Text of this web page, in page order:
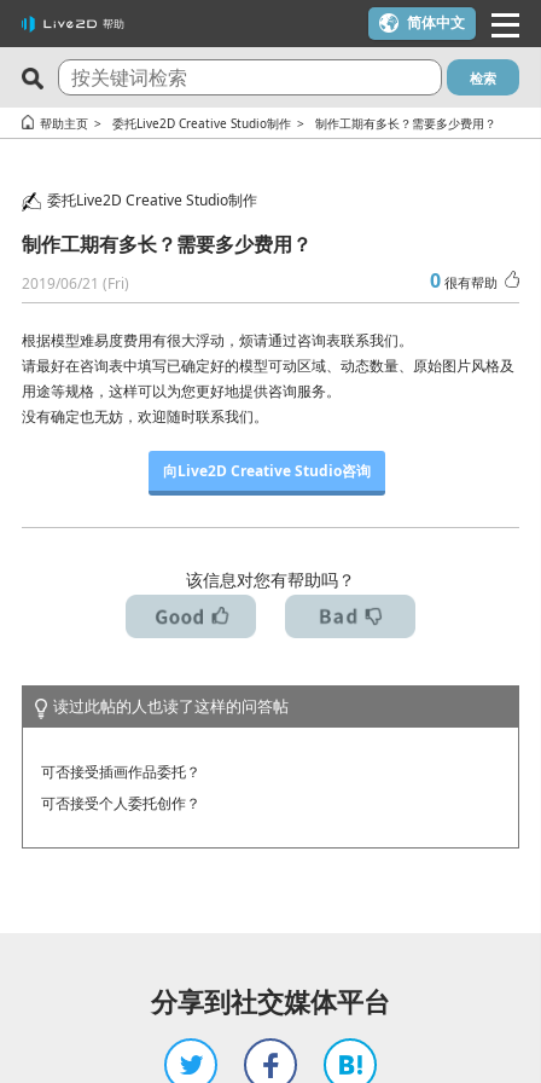
帮助
最新问答
サードパーティ製アプリケーションにおけるCubism Editorお
よびCubism SDKの新機能対応について
关于时间轴的最终帧未被输出
在alpha版的Cubism Editor创建的文件(cmo3, can3, moc3)可以
在其他版本中打开吗？
能够流畅运行Cubism Editor的PC规格是什么？
在使用了AI制作的内容中，是否可以使用Cubism Editor、
Cubism SDK或示例素材呢？
关注度最高的10个问答
我想使用优惠券
在macOS 10.15 Catalina或更高版本上安装时出现警告
可用于在YouTube或Twitch上发布作品吗？
我想解约（我想停止订阅）
【-1005错误】许可证激活次数超限／macOS的更新／计划更换
电脑主机
有校园版许可证吗？（学生优惠制度）
试用版和免费版有什么区别？
我想解除许可证 / 我想换台电脑使用
检索
帮助主页 委托Live2D Creative Studio制作 制作工期有多长？需要多少费用？
委托Live2D Creative Studio制作
制作工期有多长？需要多少费用？
2019/06/21 (Fri) 0 很有帮助
根据模型难易度费用有很大浮动，烦请通过咨询表联系我们。
请最好在咨询表中填写已确定好的模型可动区域、动态数量、原始图片风格及
用途等规格，这样可以为您更好地提供咨询服务。
没有确定也无妨，欢迎随时联系我们。
向Live2D Creative Studio咨询
该信息对您有帮助吗？
读过此帖的人也读了这样的问答帖
可否接受插画作品委托？
可否接受个人委托创作？
分享到社交媒体平台
简体中文